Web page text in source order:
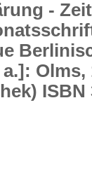
-
Olms,
ISBN